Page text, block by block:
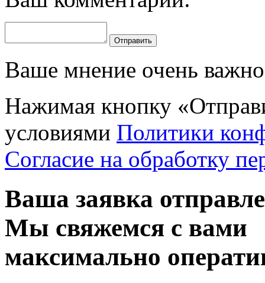
Отправить
Ваше мнение очень
Нажимая кнопку
условиями Политики
Согласие на обработку
Ваша заявка
Мы свяжемся с вами
максимально